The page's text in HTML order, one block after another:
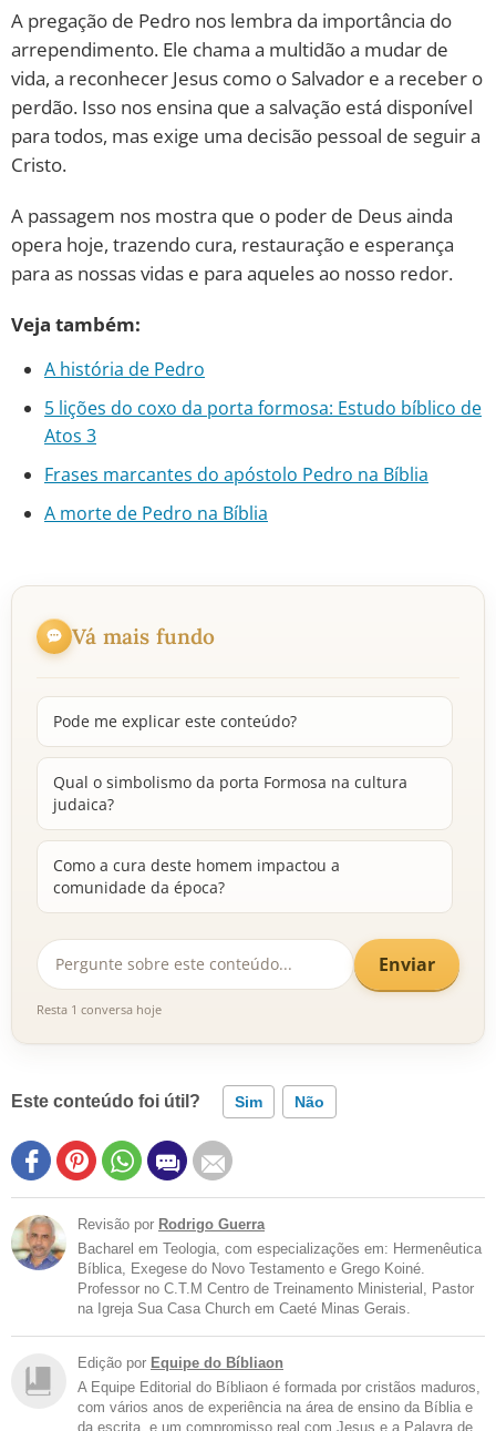
A pregação de Pedro nos lembra da importância do
arrependimento. Ele chama a multidão a mudar de
vida, a reconhecer Jesus como o Salvador e a receber o
perdão. Isso nos ensina que a salvação está disponível
para todos, mas exige uma decisão pessoal de seguir a
Cristo.
A passagem nos mostra que o poder de Deus ainda
opera hoje, trazendo cura, restauração e esperança
para as nossas vidas e para aqueles ao nosso redor.
Veja também:
A história de Pedro
5 lições do coxo da porta formosa: Estudo bíblico de
Atos 3
Frases marcantes do apóstolo Pedro na Bíblia
A morte de Pedro na Bíblia
Vá mais fundo
Pode me explicar este conteúdo?
Qual o simbolismo da porta Formosa na cultura
judaica?
Como a cura deste homem impactou a
comunidade da época?
Enviar
Resta 1 conversa hoje
Este conteúdo foi útil? Sim Não
Revisão por Rodrigo Guerra
Bacharel em Teologia, com especializações em: Hermenêutica
Bíblica, Exegese do Novo Testamento e Grego Koiné.
Professor no C.T.M Centro de Treinamento Ministerial, Pastor
na Igreja Sua Casa Church em Caeté Minas Gerais.
Edição por Equipe do Bíbliaon
A Equipe Editorial do Bíbliaon é formada por cristãos maduros,
com vários anos de experiência na área de ensino da Bíblia e
da escrita, e um compromisso real com Jesus e a Palavra de